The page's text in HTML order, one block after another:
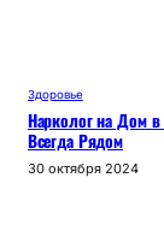
Здоровье
Нарколог на Дом
Всегда Рядом
30 октября 2024